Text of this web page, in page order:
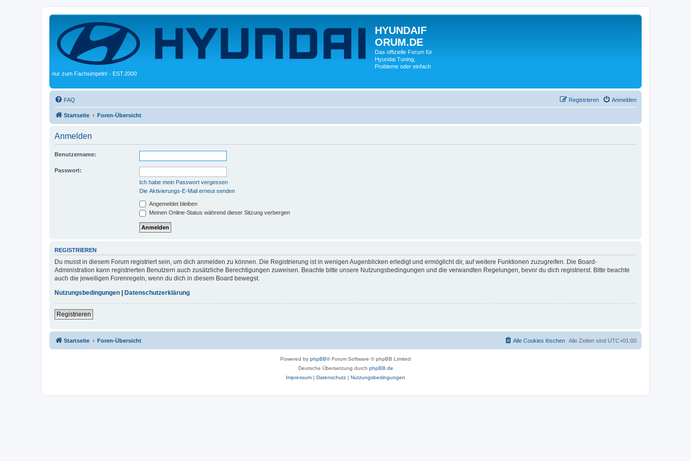
HYUNDAIF
ORUM.DE
Das offizielle Forum für
Hyundai Tuning,
Probleme oder einfach
nur zum Fachsimpeln! - EST.2000
FAQ Anmelden
Registrieren
Startseite Foren-Übersicht
Anmelden
Benutzername:
Passwort:
Ich habe mein Passwort vergessen
Die Aktivierungs-E-Mail erneut senden
Angemeldet bleiben
Meinen Online-Status während dieser Sitzung verbergen
REGISTRIEREN
Du musst in diesem Forum registriert sein, um dich anmelden zu können. Die Registrierung ist in wenigen Augenblicken erledigt und ermöglicht dir, auf weitere Funktionen zuzugreifen. Die Board-
Administration kann registrierten Benutzern auch zusätzliche Berechtigungen zuweisen. Beachte bitte unsere Nutzungsbedingungen und die verwandten Regelungen, bevor du dich registrierst. Bitte beachte
auch die jeweiligen Forenregeln, wenn du dich in diesem Board bewegst.
Nutzungsbedingungen
Datenschutzerklärung
Registrieren
Startseite Foren-Übersicht Alle Zeiten sind UTC+01:00
Alle Cookies löschen
Powered by phpBB® Forum Software © phpBB Limited
Deutsche Übersetzung durch phpBB.de
Impressum | Datenschutz | Nutzungsbedingungen